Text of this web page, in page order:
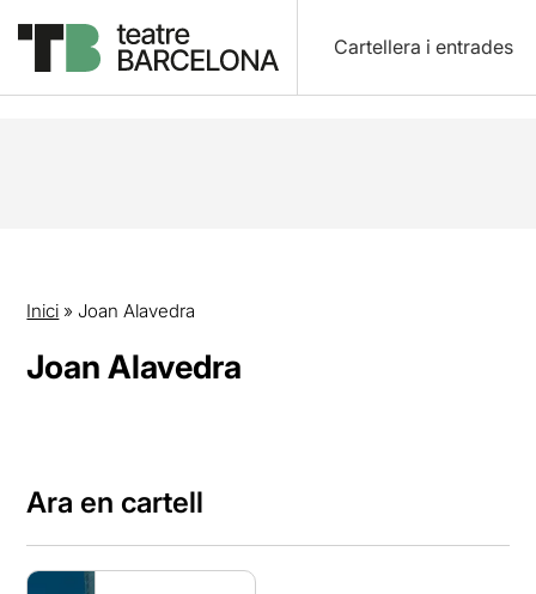
Cartellera i entrades
Inici » Joan Alavedra
Joan Alavedra
Ara en cartell